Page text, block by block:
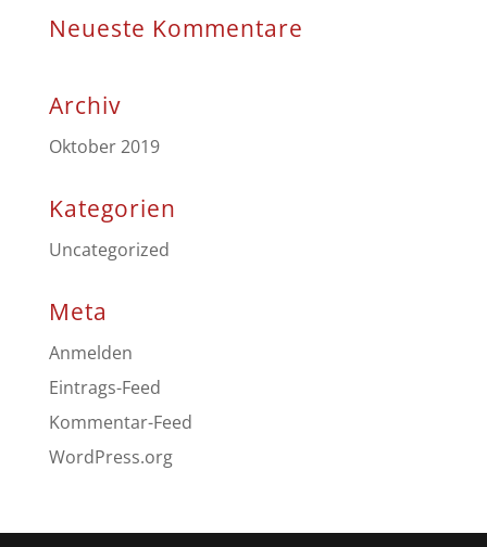
Neueste Kommentare
Archiv
Oktober 2019
Kategorien
Uncategorized
Meta
Anmelden
Eintrags-Feed
Kommentar-Feed
WordPress.org